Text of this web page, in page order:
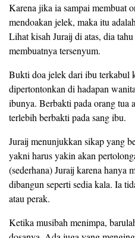
Karena jika ia sampai membuat
mendoakan jelek, maka itu
Lihat kisah Juraij di atas, dia
membuatnya tersenyum.
Bukti doa jelek dari ibu terkabul
dipertontonkan di hadapan
ibunya. Berbakti pada orang tua
terlebih berbakti pada sang ibu.
Juraij menunjukkan sikap yang
yakni harus yakin akan
(sederhana) Juraij karena hanya
dibangun seperti sedia kala. Ia
atau perak.
Ketika musibah menimpa,